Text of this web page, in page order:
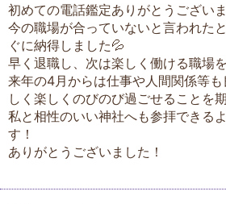
初めての電話鑑定ありがとうござい
今の職場が合っていないと言われた
ぐに納得しました💦
早く退職し、次は楽しく働ける職場
来年の4月からは仕事や人間関係等
しく楽しくのびのび過ごせることを
私と相性のいい神社へも参拝できる
す！
ありがとうございました！